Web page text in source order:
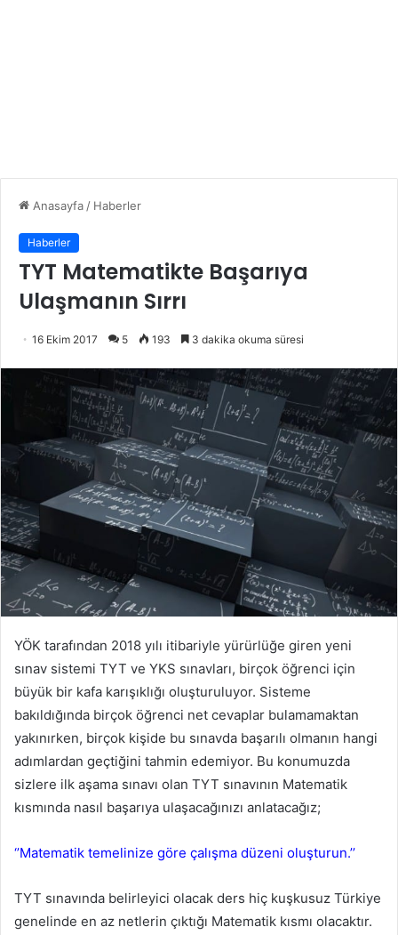
Anasayfa / Haberler
Haberler
TYT Matematikte Başarıya
Ulaşmanın Sırrı
16 Ekim 2017 5 193 3 dakika okuma süresi
YÖK tarafından 2018 yılı itibariyle yürürlüğe giren yeni
sınav sistemi TYT ve YKS sınavları, birçok öğrenci için
büyük bir kafa karışıklığı oluşturuluyor. Sisteme
bakıldığında birçok öğrenci net cevaplar bulamamaktan
yakınırken, birçok kişide bu sınavda başarılı olmanın hangi
adımlardan geçtiğini tahmin edemiyor. Bu konumuzda
sizlere ilk aşama sınavı olan TYT sınavının Matematik
kısmında nasıl başarıya ulaşacağınızı anlatacağız;
‘’Matematik temelinize göre çalışma düzeni oluşturun.’’
TYT sınavında belirleyici olacak ders hiç kuşkusuz Türkiye
genelinde en az netlerin çıktığı Matematik kısmı olacaktır.